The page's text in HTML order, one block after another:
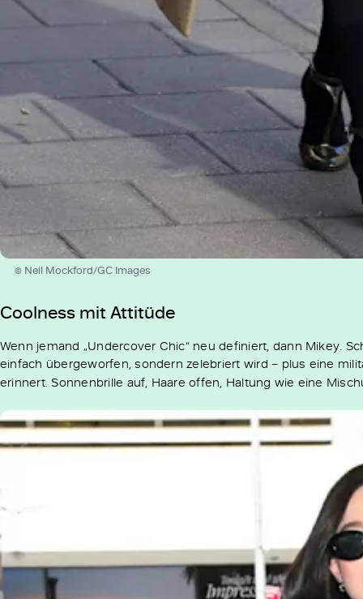
© Neil Mockford/GC Images
Coolness mit Attitüde
Wenn jemand „Undercover Chic“ neu definiert, dann Mikey.
einfach übergeworfen, sondern zelebriert wird – plus eine
erinnert. Sonnenbrille auf, Haare offen, Haltung wie eine